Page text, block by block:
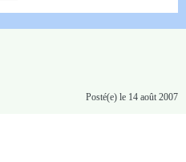
Posté(e) le 14 août 2007